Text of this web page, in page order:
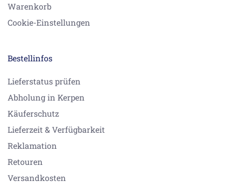
Warenkorb
Cookie-Einstellungen
Bestellinfos
Lieferstatus prüfen
Abholung in Kerpen
Käuferschutz
Lieferzeit & Verfügbarkeit
Reklamation
Retouren
Versandkosten